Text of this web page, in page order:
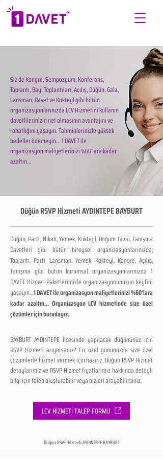
Siz de Kongre, Sempozyum, Konferans,
Toplantı, Bayi Toplantıları, Açılış, Düğün, Gala,
Lansman, Davet ve Kokteyl gibi bütün
organizasyonlarınızda LCV Hizmetini kullanın
davetlilerinizin net olmasının avantajını ve
rahatlığını yaşayın. Tahminlerinizle yüksek
bedeller ödemeyin... 1 DAVET ile
organizasyon maliyetlerinizi %60'lara kadar
azaltın...
Düğün RSVP Hizmeti AYDINTEPE BAYBURT
Düğün, Parti, Nikah, Yemek, Kokteyl, Doğum Günü, Tanışma
Davetleri gibi bütün bireysel organizasyonlarınızda;
Toplantı, Parti, Lansman, Yemek, Kokteyl, Kongre, Açılış,
Tanışma gibi bütün kurumsal organizasyonlarınızda 1
DAVET Hizmet Paketlerimizle organizasyonunuzun keyfini
yaşayın...1 DAVET ile organizasyon maliyetlerinizi %60'lara
kadar azaltın... Organizasyon LCV hizmetinde size özel
çözümler için buradayız.
BAYBURT AYDINTEPE İlçesinde yapılacak düğününüz için
RSVP Hizmeti arıyorsanız? En özel gününüzde size özel
çözümlerle hizmet vermek için hazırız. Düğün RSVP Hizmet
detaylarımız ve RSVP Hizmet fiyatlarımız hakkında detaylı
bilgi için talep oluşturabilir veya bizleri arayabilirsiniz.
LCV HİZMETİ TALEP FORMU
Düğün RSVP Hizmeti AYDINTEPE BAYBURT